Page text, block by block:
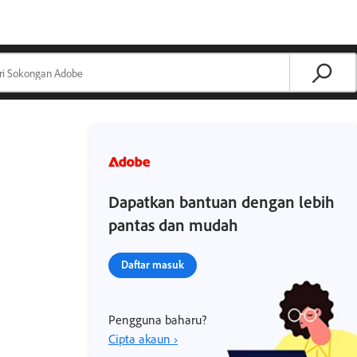
Dapatkan bantuan dengan lebih
pantas dan mudah
Daftar masuk
Pengguna baharu?
Cipta akaun ›